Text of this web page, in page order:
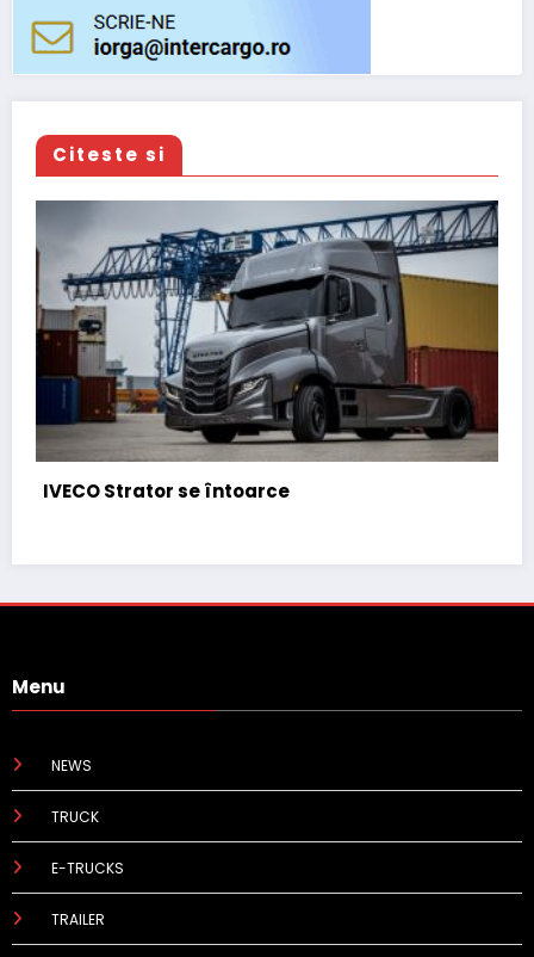
Citeste si
IVECO Strator se întoarce
Menu
NEWS
TRUCK
E-TRUCKS
TRAILER